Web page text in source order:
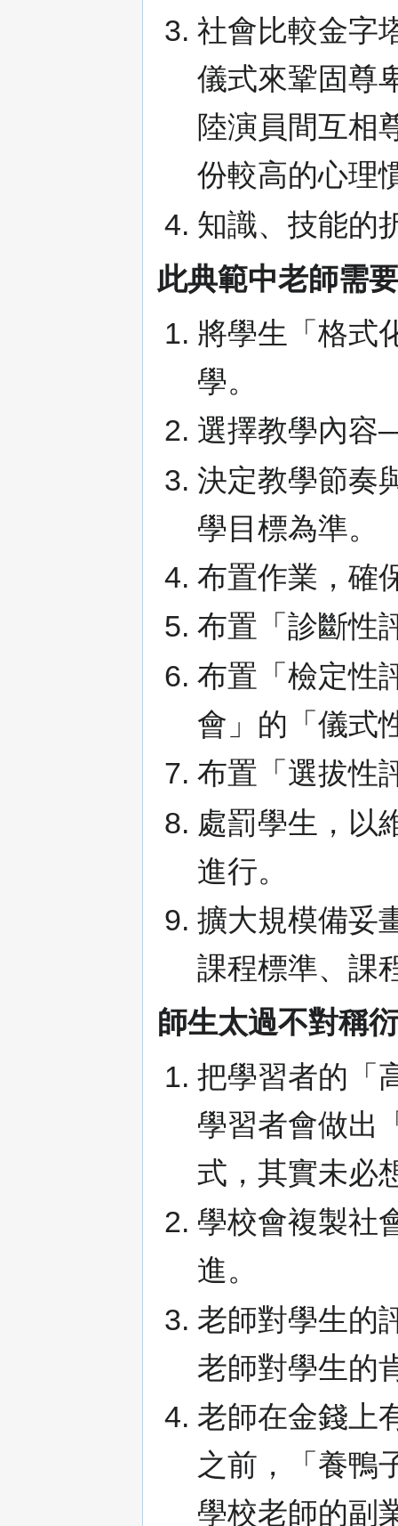
社會比較金字
儀式來鞏固尊
陸演員間互相
份較高的心理
知識、技能的
此典範中老師需
將學生「格式
學。
選擇教學內容
決定教學節奏
學目標為準。
布置作業，確
布置「診斷性
布置「檢定性
會」的「儀式
布置「選拔性
處罰學生，以
進行。
擴大規模備妥
課程標準、課
師生太過不對稱
把學習者的「
學習者會做出
式，其實未必
學校會複製社
進。
老師對學生的
老師對學生的
老師在金錢上
之前，「養鴨
學校老師的副